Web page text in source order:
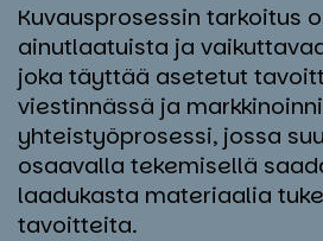
Kuvausprosessin tarkoitus
ainutlaatuista ja
joka täyttää asetetut
viestinnässä ja
yhteistyöprosessi, jossa
osaavalla tekemisellä
laadukasta materiaalia
tavoitteita.